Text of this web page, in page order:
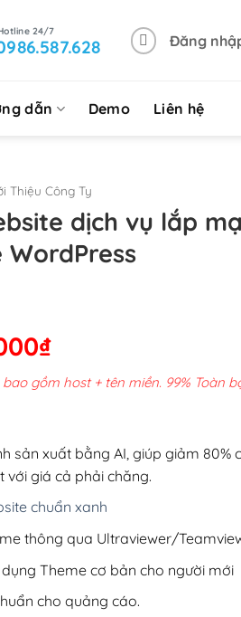
Đăng
dẫn Demo Liên hệ
Thiệu Công Ty
dịch vụ lắp
₫Giá
hiện
tại
200,000₫.
gồm host + tên miền. 99% Toàn
sản xuất bằng AI, giúp giảm 80%
giá cả phải chăng.
chuẩn xanh
thông qua Ultraviewer/
Theme cơ bản cho người mới
cho quảng cáo.